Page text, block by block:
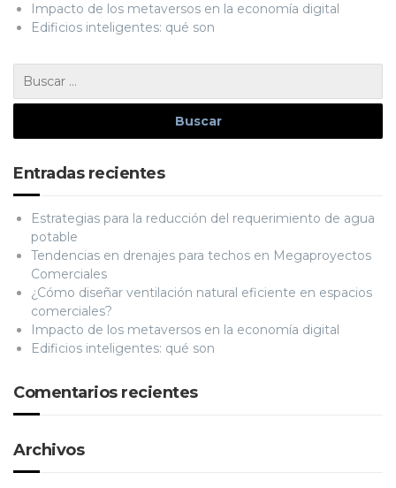
Impacto de los metaversos en la economía digital
Edificios inteligentes: qué son
Entradas recientes
Estrategias para la reducción del requerimiento de agua
potable
Tendencias en drenajes para techos en Megaproyectos
Comerciales
¿Cómo diseñar ventilación natural eficiente en espacios
comerciales?
Impacto de los metaversos en la economía digital
Edificios inteligentes: qué son
Comentarios recientes
Archivos